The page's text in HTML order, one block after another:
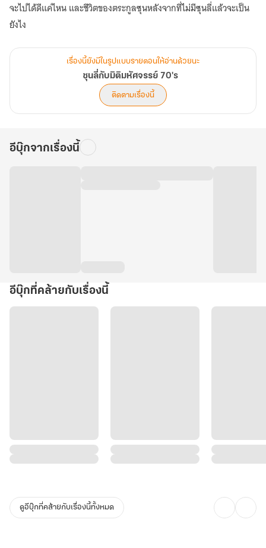
จะไปได้ดีแค่ไหน และชีวิตของตระกูลซุนหลังจากที่ไม่มีซุนลี่แล้วจะเป็น
เรื่องนี้ยังมีในรูปแบบรายตอนให้อ่านด้วยนะ
ซุนลี่กับมิติมหัศจรรย์ 70's
ติดตามเรื่องนี้
อีบุ๊กจากเรื่องนี้
อีบุ๊กที่คล้ายกับเรื่องนี้
ดูอีบุ๊กที่คล้ายกับเรื่องนี้ทั้งหมด